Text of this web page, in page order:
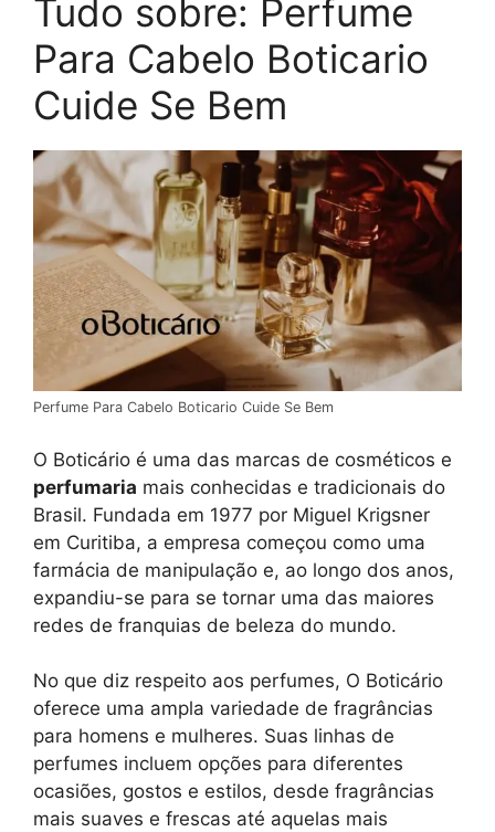
Tudo sobre: Perfume
Para Cabelo Boticario
Cuide Se Bem
Perfume Para Cabelo Boticario Cuide Se Bem
O Boticário é uma das marcas de cosméticos e
perfumaria mais conhecidas e tradicionais do
Brasil. Fundada em 1977 por Miguel Krigsner
em Curitiba, a empresa começou como uma
farmácia de manipulação e, ao longo dos anos,
expandiu-se para se tornar uma das maiores
redes de franquias de beleza do mundo.
No que diz respeito aos perfumes, O Boticário
oferece uma ampla variedade de fragrâncias
para homens e mulheres. Suas linhas de
perfumes incluem opções para diferentes
ocasiões, gostos e estilos, desde fragrâncias
mais suaves e frescas até aquelas mais